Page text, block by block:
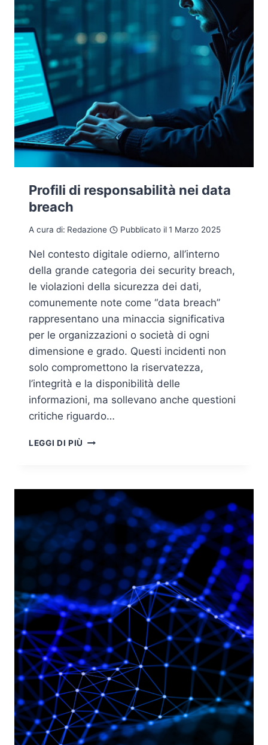
Profili di responsabilità nei data
breach
A cura di: Redazione Pubblicato il1 Marzo 2025
Nel contesto digitale odierno, all’interno
della grande categoria dei security breach,
le violazioni della sicurezza dei dati,
comunemente note come “data breach”
rappresentano una minaccia significativa
per le organizzazioni o società di ogni
dimensione e grado. Questi incidenti non
solo compromettono la riservatezza,
l’integrità e la disponibilità delle
informazioni, ma sollevano anche questioni
critiche riguardo…
LEGGI DI PIÙ PROFILI
DATA
BREACH